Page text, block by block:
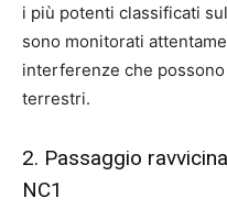
i più potenti classificati
sono monitorati
interferenze che
terrestri.
2. Passaggio
NC1